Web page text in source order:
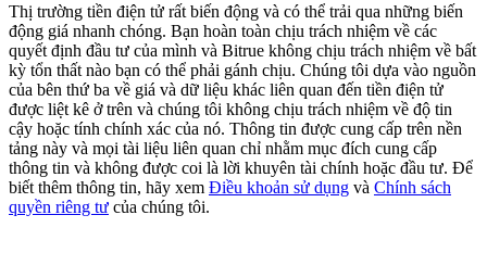
Precious Metals Trading Carnival
Trade Gold & Silver · 33,333 USDT Bonus
USDT New User Exclusive 10% APR
USDT Flexible Staking | Daily Rewards
Thị trường tiền điện tử rất biến động và có thể trải qua những biến
động giá nhanh chóng. Bạn hoàn toàn chịu trách nhiệm về các
quyết định đầu tư của mình và Bitrue không chịu trách nhiệm về bất
kỳ tổn thất nào bạn có thể phải gánh chịu. Chúng tôi dựa vào nguồn
của bên thứ ba về giá và dữ liệu khác liên quan đến tiền điện tử
được liệt kê ở trên và chúng tôi không chịu trách nhiệm về độ tin
cậy hoặc tính chính xác của nó. Thông tin được cung cấp trên nền
tảng này và mọi tài liệu liên quan chỉ nhằm mục đích cung cấp
thông tin và không được coi là lời khuyên tài chính hoặc đầu tư. Để
biết thêm thông tin, hãy xem Điều khoản sử dụng và Chính sách
quyền riêng tư của chúng tôi.